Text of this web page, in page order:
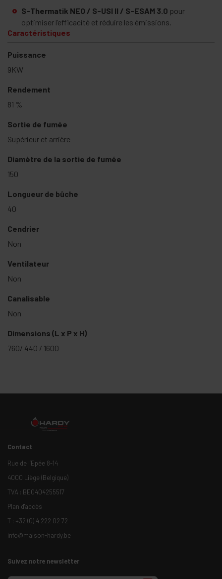
S-Thermatik NEO / S-USI II / S-ESAM 3.0 pour
optimiser l’efficacité et réduire les émissions.
Caractéristiques
Puissance
9KW
Rendement
81 %
Sortie de fumée
Supérieur et arrière
Diamètre de la sortie de fumée
150
Longueur de bûche
40
Cendrier
Non
Ventilateur
Non
Canalisable
Non
Dimensions (L x P x H)
760/ 440 / 1600
Contact
Rue de l’Epée 8-14
4000 Liège (Belgique)
TVA : BE0404255517
Plan d'accès
T : +32 (0) 4 222 02 72
info@maison-hardy.be
Suivez notre newsletter